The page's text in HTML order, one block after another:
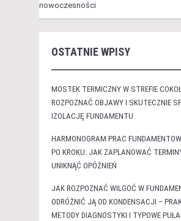
nowoczesności
OSTATNIE WPISY
MOSTEK TERMICZNY W STREFIE
ROZPOZNAĆ OBJAWY I SKUTECZNIE
IZOLACJĘ FUNDAMENTU
HARMONOGRAM PRAC
PO KROKU: JAK ZAPLANOWAĆ
UNIKNĄĆ OPÓŹNIEŃ
JAK ROZPOZNAĆ WILGOĆ W
ODRÓŻNIĆ JĄ OD KONDENSACJI –
METODY DIAGNOSTYKI I TYPOWE